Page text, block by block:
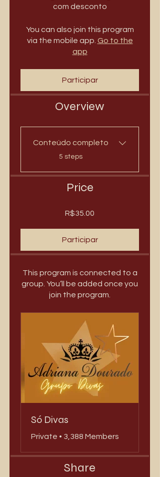
com desconto
You can also join this program
via the mobile app. Go to the
app
Participar
Overview
Conteúdo completo
.
5 steps
Price
R$35.00
Participar
This program is connected to a
group. You’ll be added once you
join the program.
Só Divas
Private • 3,388 Members
Share